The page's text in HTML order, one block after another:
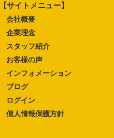
【サイトメニュー】
会社概要
企業理念
スタッフ紹介
お客様の声
インフォメーション
ブログ
ログイン
個人情報保護方針